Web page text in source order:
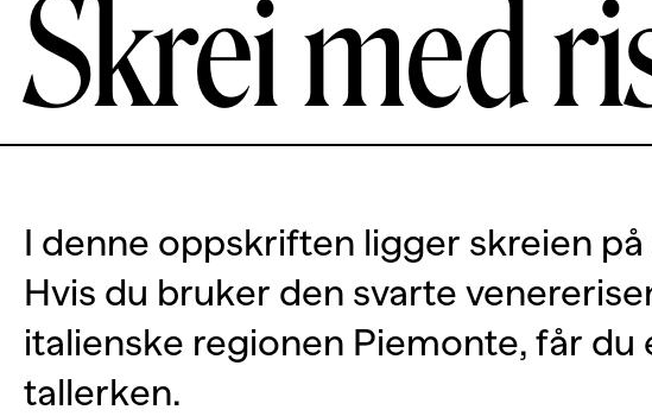
Skrei med
I denne oppskriften ligger skreien
Hvis du bruker den svarte
italienske regionen Piemonte, får du
tallerken.